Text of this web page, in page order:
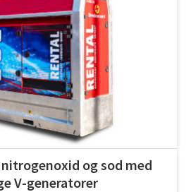
og sod med
V-generatorer